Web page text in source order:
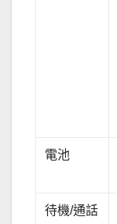
電池
待機/通話